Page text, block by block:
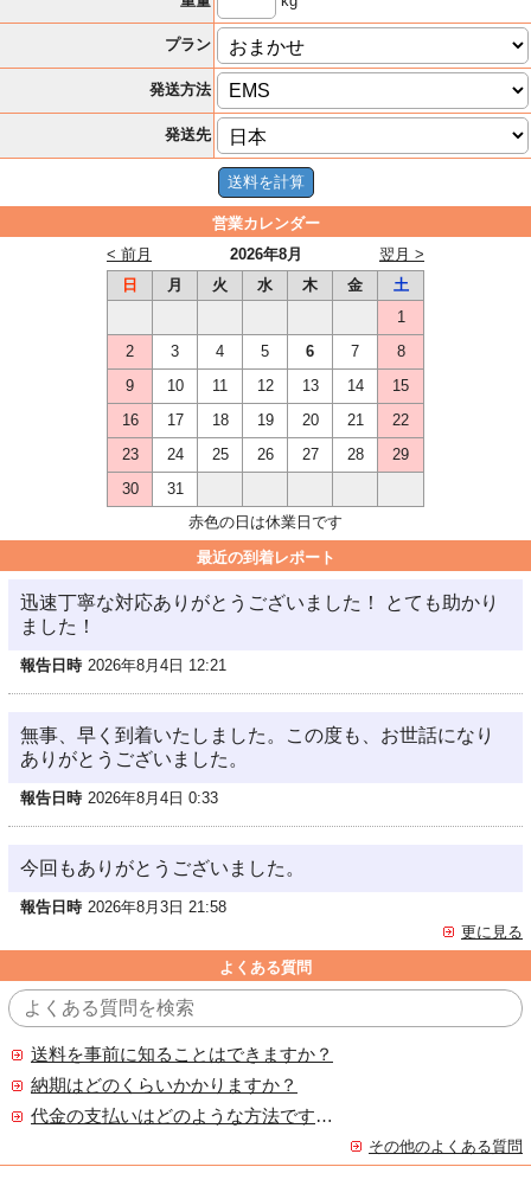
プラン
発送方法
発送先
営業カレンダー
2026年8月
< 前月
翌月 >
日
月 火 水 木 金
土
1
2
3 4 5 6 7
8
9
10 11 12 13 14
15
16
17 18 19 20 21
22
23
24 25 26 27 28
29
30
31
赤色の日は休業日です
最近の到着レポート
迅速丁寧な対応ありがとうございました！ とても助かり
ました！
報告日時 2026年8月4日 12:21
無事、早く到着いたしました。この度も、お世話になり
ありがとうございました。
報告日時 2026年8月4日 0:33
今回もありがとうございました。
報告日時 2026年8月3日 21:58
更に見る
よくある質問
送料を事前に知ることはできますか？
納期はどのくらいかかりますか？
代金の支払いはどのような方法ですか？
その他のよくある質問